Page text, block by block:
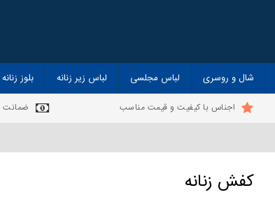
شال و روسری لباس مجلسی لباس زیر زنانه بلوز زنانه
اجناس با کیفیت و قیمت مناسب ضمانت
کفش زنانه